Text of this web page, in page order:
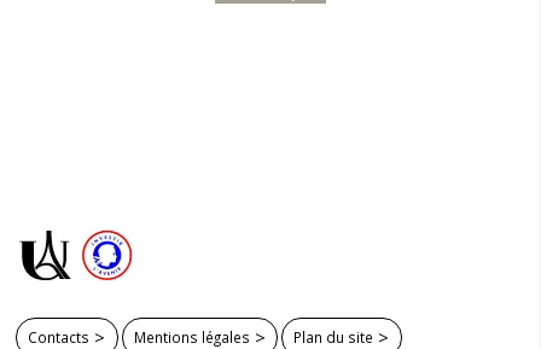
Contacts Mentions légales Plan du site